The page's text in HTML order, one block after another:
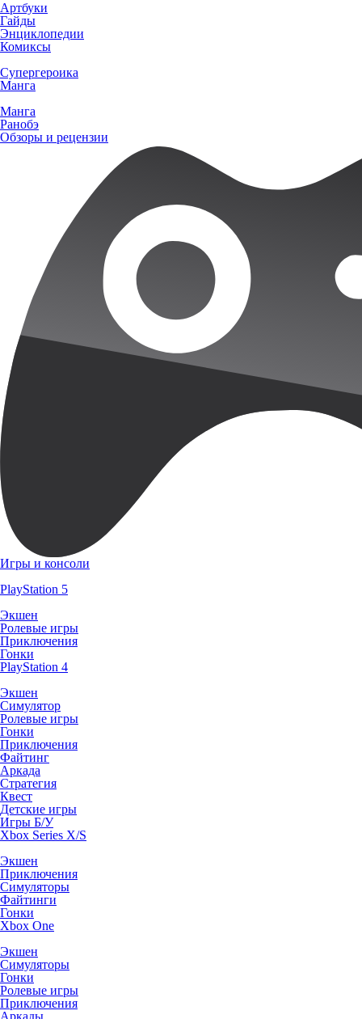
Артбуки
Гайды
Энциклопедии
Комиксы
Супергероика
Манга
Манга
Ранобэ
Обзоры и рецензии
Игры и консоли
PlayStation 5
Экшен
Ролевые игры
Приключения
Гонки
PlayStation 4
Экшен
Симулятор
Ролевые игры
Гонки
Приключения
Файтинг
Аркада
Стратегия
Квест
Детские игры
Игры Б/У
Xbox Series X/S
Экшен
Приключения
Симуляторы
Файтинги
Гонки
Xbox One
Экшен
Симуляторы
Гонки
Ролевые игры
Приключения
Аркады